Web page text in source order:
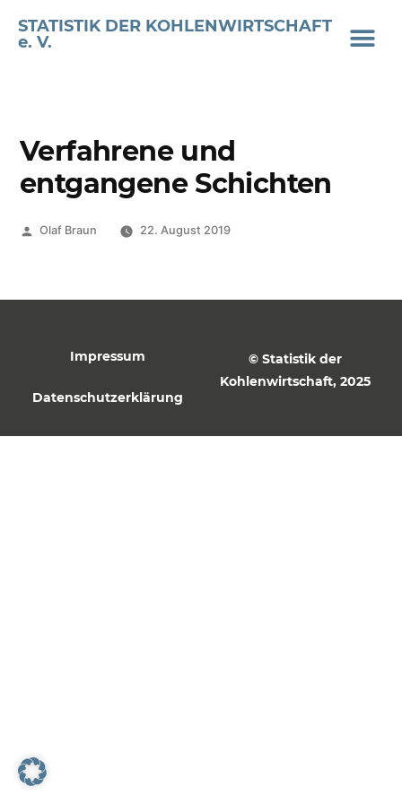
STATISTIK DER KOHLENWIRTSCHAFT
e. V.
Verfahrene und
entgangene Schichten
Olaf Braun 22. August 2019
Impressum
Datenschutzerklärung
© Statistik der
Kohlenwirtschaft, 2025